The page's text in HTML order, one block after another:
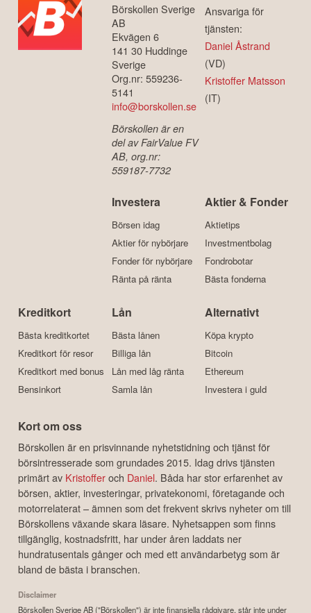
Börskollen Sverige
AB
Ekvägen 6
141 30 Huddinge
Sverige
Org.nr: 559236-
5141
info@borskollen.se
Börskollen är en
del av FairValue FV
AB, org.nr:
559187-7732
Ansvariga för
tjänsten:
Daniel Åstrand
(VD)
Kristoffer Matsson
(IT)
Investera
Börsen idag
Aktier för nybörjare
Fonder för nybörjare
Ränta på ränta
Aktier & Fonder
Aktietips
Investmentbolag
Fondrobotar
Bästa fonderna
Kreditkort
Bästa kreditkortet
Kreditkort för resor
Kreditkort med bonus
Bensinkort
Lån
Bästa lånen
Billiga lån
Lån med låg ränta
Samla lån
Alternativt
Köpa krypto
Bitcoin
Ethereum
Investera i guld
Kort om oss
Börskollen är en prisvinnande nyhetstidning och tjänst för
börsintresserade som grundades 2015. Idag drivs tjänsten
primärt av Kristofferoch Daniel. Båda har stor erfarenhet av
börsen, aktier, investeringar, privatekonomi, företagande och
motorrelaterat – ämnen som det frekvent skrivs nyheter om till
Börskollens växande skara läsare. Nyhetsappen som finns
tillgänglig, kostnadsfritt, har under åren laddats ner
hundratusentals gånger och med ett användarbetyg som är
bland de bästa i branschen.
Disclaimer
Börskollen Sverige AB ("Börskollen") är inte finansiella rådgivare, står inte under